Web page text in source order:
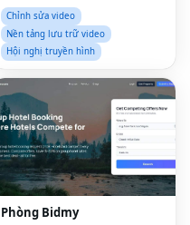
Chỉnh sửa video
Nền tảng lưu trữ video
Hội nghị truyền hình
Phòng Bidmy